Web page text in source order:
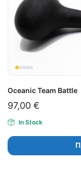
Oceanic Team Battle
97,00 €
In Stock